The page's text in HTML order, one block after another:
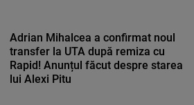
Adrian Mihalcea a confirmat noul
transfer la UTA după remiza cu
Rapid! Anunțul făcut despre starea
lui Alexi Pitu